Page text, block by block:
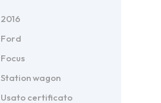
2016
Ford
Focus
Station wagon
Usato certificato